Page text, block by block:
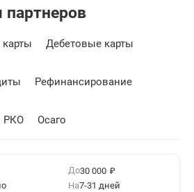
Дебетовые карты
Рефинансирование
РКО Осаго
До30 000 ₽
На7-31 дней